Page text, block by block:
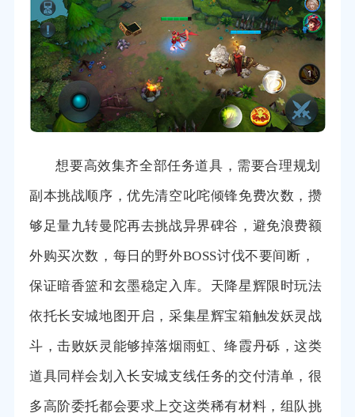
想要高效集齐全部任务道具，需要合理规划
副本挑战顺序，优先清空叱咤倾锋免费次数，攒
够足量九转曼陀再去挑战异界碑谷，避免浪费额
外购买次数，每日的野外BOSS讨伐不要间断，
保证暗香篮和玄墨稳定入库。天降星辉限时玩法
依托长安城地图开启，采集星辉宝箱触发妖灵战
斗，击败妖灵能够掉落烟雨虹、绛霞丹砾，这类
道具同样会划入长安城支线任务的交付清单，很
多高阶委托都会要求上交这类稀有材料，组队挑